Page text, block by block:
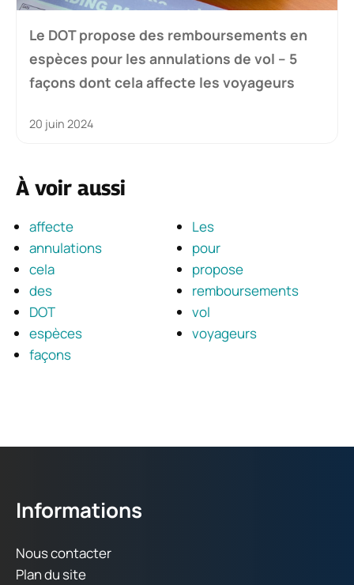
Le DOT propose des remboursements en
espèces pour les annulations de vol – 5
façons dont cela affecte les voyageurs
20 juin 2024
À voir aussi
affecte
annulations
cela
des
DOT
espèces
façons
Les
pour
propose
remboursements
vol
voyageurs
Informations
Nous contacter
Plan du site